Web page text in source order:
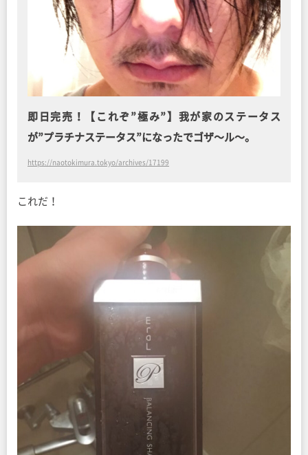
即日完売！【これぞ”極み”】我が家のステータス
が”プラチナステータス”になったでゴザ〜ル〜。
https://naotokimura.tokyo/archives/17199
これだ！